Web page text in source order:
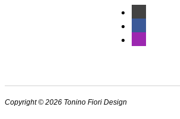
Copyright © 2026 Tonino Fiori Design